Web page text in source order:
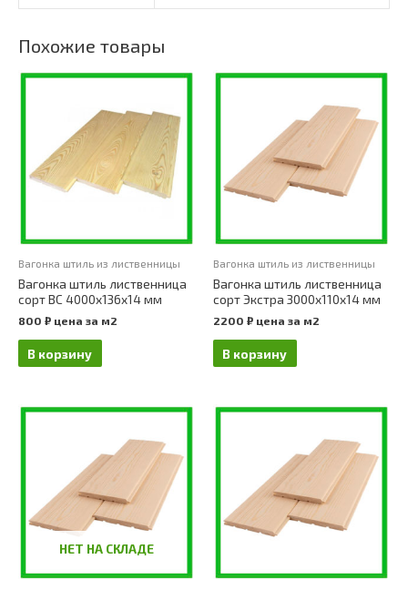
Похожие товары
Вагонка штиль из лиственницы
Вагонка штиль лиственница
сорт ВС 4000х136х14 мм
800 ₽ цена за м2
В корзину
Вагонка штиль из лиственницы
Вагонка штиль лиственница
сорт Экстра 3000х110х14 мм
2200 ₽ цена за м2
В корзину
НЕТ НА СКЛАДЕ